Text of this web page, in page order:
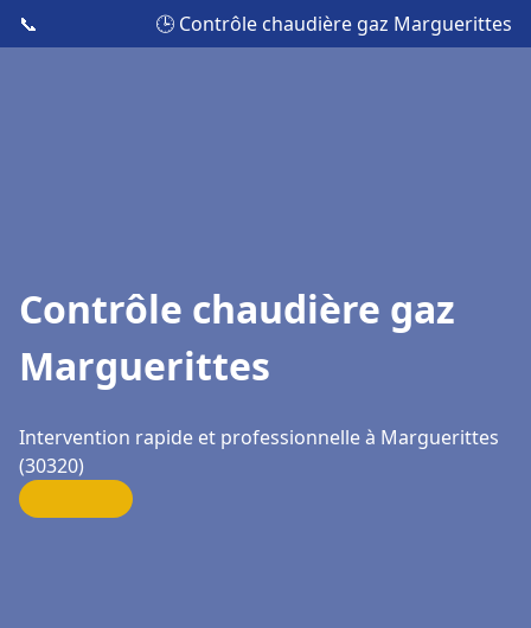
📞 🕒 Contrôle chaudière gaz Marguerittes
Contrôle chaudière gaz
Marguerittes
Intervention rapide et professionnelle à Marguerittes
(30320)